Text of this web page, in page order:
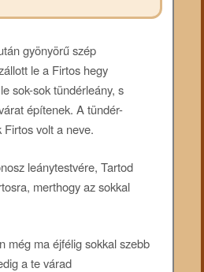
gyönyörű szép
le a Firtos hegy
sok-sok tündérleány, s
építenek. A tündér-
Firtos volt a neve.
leánytestvére, Tartod
merthogy az sokkal
még ma éjfélig sokkal szebb
a te várad